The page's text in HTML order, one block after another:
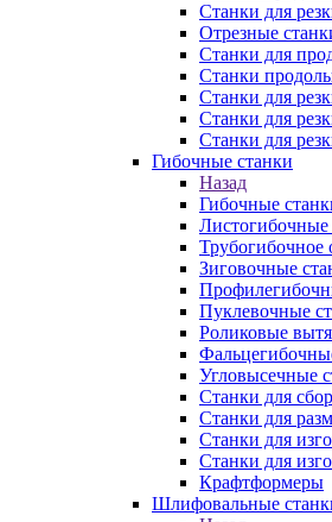
Станки для
Отрезные
Станки для
Станки
Станки для
Станки для
Станки для
Гибочные станки
Назад
Гибочные
Листогибочные
Трубогибочное
Зиговочные
Пуклевочные
Роликовые
Угловысечные
Станки для
Станки для
Станки для
Станки для
Крафтформеры
Шлифовальные